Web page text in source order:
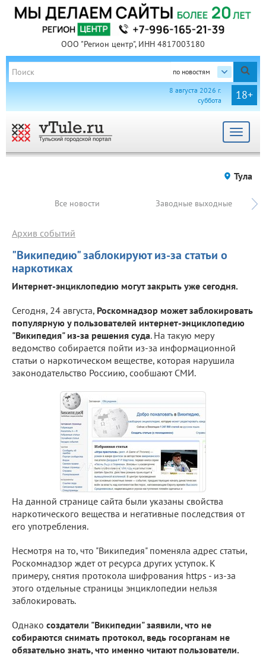
ООО "Регион центр", ИНН 4817003180
по новостям
18+
8 августа 2026 г.
суббота
Toggle
Тула
Все новости Заводные выходные
"Википедию" заблокируют из-за статьи о
наркотиках
Архив событий
Интернет-энциклопедию могут закрыть уже сегодня.
Сегодня, 24 августа, Роскомнадзор может заблокировать
популярную у пользователей интернет-энциклопедию
"Википедия" из-за решения суда. На такую меру
ведомство собирается пойти из-за информационной
статьи о наркотическом веществе, которая нарушила
законодательство Россиию, сообшают СМИ.
На данной странице сайта были указаны свойства
наркотического вещества и негативные последствия от
его употребления.
Несмотря на то, что "Википедия" поменяла адрес статьи,
Роскомнадзор ждет от ресурса других уступок. К
примеру, снятия протокола шифрования https - из-за
этого отдельные страницы энциклопедии нельзя
заблокировать.
Однако создатели "Википедии" заявили, что не
собираются снимать протокол, ведь госорганам не
обязательно знать, что именно читают пользователи.